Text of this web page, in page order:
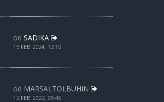
od SADIKA
15 FEB 2024, 12:10
od MARSALTOLBUHIN
12 FEB 2022, 09:46